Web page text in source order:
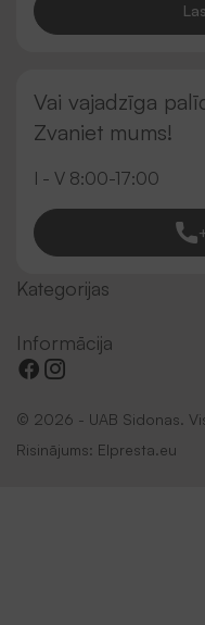
Vai vajadzīga
Zvaniet mums!
I - V 8:00-17:00
Kategorijas
Informācija
© 2026 - UAB Sidonas.
Risinājums: Elpresta.eu